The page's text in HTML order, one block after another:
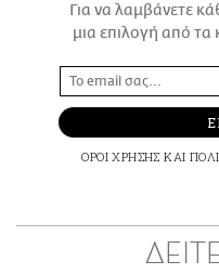
Για να λαμβάνετε
μια επιλογή από
ΟΡΟΙ ΧΡΗΣΗΣ ΚΑΙ